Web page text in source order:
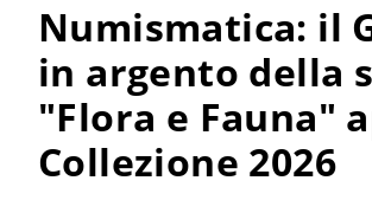
Numismatica: il
in argento della
"Flora e Fauna"
Collezione 2026